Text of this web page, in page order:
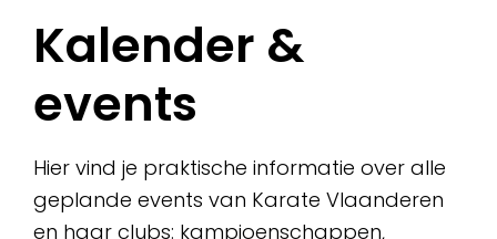
Kalender &
events
Hier vind je praktische informatie over alle
geplande events van Karate Vlaanderen
en haar clubs: kampioenschappen,